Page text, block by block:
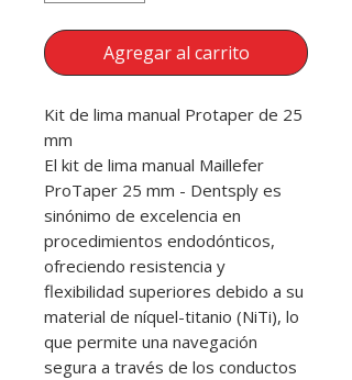
Agregar al carrito
Kit de lima manual Protaper de 25
mm
El kit de lima manual Maillefer
ProTaper 25 mm - Dentsply es
sinónimo de excelencia en
procedimientos endodónticos,
ofreciendo resistencia y
flexibilidad superiores debido a su
material de níquel-titanio (NiTi), lo
que permite una navegación
segura a través de los conductos